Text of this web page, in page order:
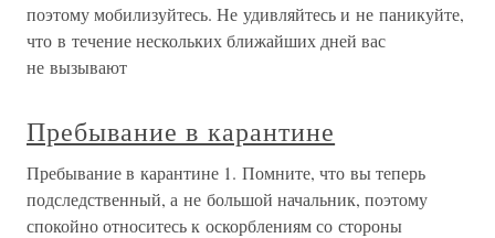
поэтому мобилизуйтесь. Не удивляйтесь и не паникуйте,
что в течение нескольких ближайших дней вас
не вызывают
Пребывание в карантине
Пребывание в карантине 1. Помните, что вы теперь
подследственный, а не большой начальник, поэтому
спокойно относитесь к оскорблениям со стороны